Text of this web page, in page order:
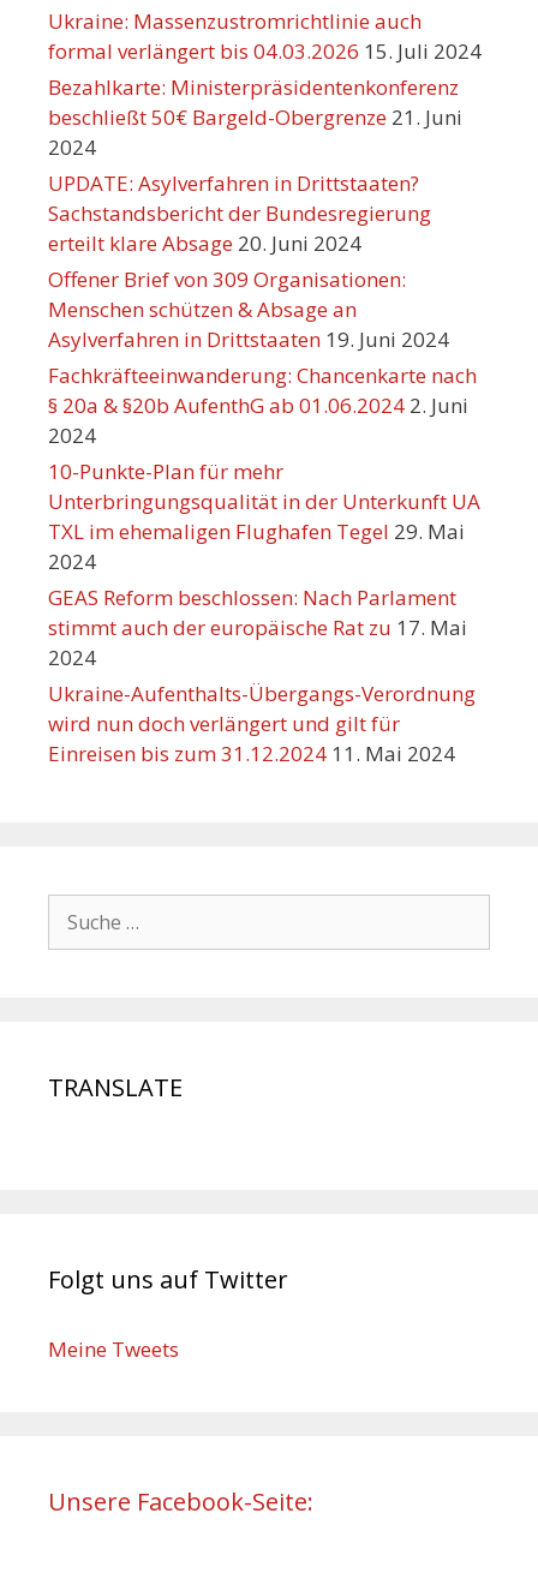
Ukraine: Massenzustromrichtlinie auch
formal verlängert bis 04.03.2026 15. Juli 2024
Bezahlkarte: Ministerpräsidentenkonferenz
beschließt 50€ Bargeld-Obergrenze 21. Juni
2024
UPDATE: Asylverfahren in Drittstaaten?
Sachstandsbericht der Bundesregierung
erteilt klare Absage 20. Juni 2024
Offener Brief von 309 Organisationen:
Menschen schützen & Absage an
Asylverfahren in Drittstaaten 19. Juni 2024
Fachkräfteeinwanderung: Chancenkarte nach
§ 20a & §20b AufenthG ab 01.06.2024 2. Juni
2024
10-Punkte-Plan für mehr
Unterbringungsqualität in der Unterkunft UA
TXL im ehemaligen Flughafen Tegel 29. Mai
2024
GEAS Reform beschlossen: Nach Parlament
stimmt auch der europäische Rat zu 17. Mai
2024
Ukraine-Aufenthalts-Übergangs-Verordnung
wird nun doch verlängert und gilt für
Einreisen bis zum 31.12.2024 11. Mai 2024
TRANSLATE
Folgt uns auf Twitter
Meine Tweets
Unsere Facebook-Seite: